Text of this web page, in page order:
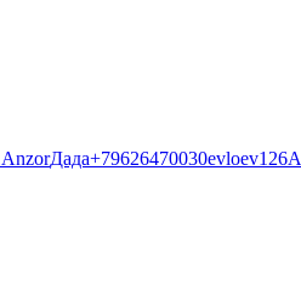
AnzorДада+79626470030evloev126A